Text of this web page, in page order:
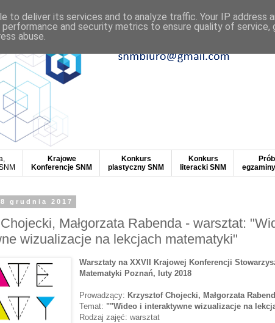
Krajowe
Konferencje SNM
Konkurs
plastyczny SNM
Konkurs
literacki SNM
grudnia 2017
Małgorzata Rabenda - warsztat:
wizualizacje na lekcjach matematyki"
Warsztaty na XXVII Krajowej Konferencji
Matematyki Poznań, luty 2018
Prowadzący: Krzysztof Chojecki, Małgorzata
Temat: ""Wideo i interaktywne wizualizacje na
Rodzaj zajęć: warsztat
to deliver its services and to analyze traffic. Your IP address
and security metrics to ensure quality of service,
abuse.